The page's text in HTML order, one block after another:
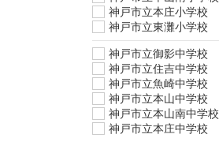
神戸市立本庄小学校
神戸市立東灘小学校
神戸市立御影中学校
神戸市立住吉中学校
神戸市立魚崎中学校
神戸市立本山中学校
神戸市立本山南中学校
神戸市立本庄中学校